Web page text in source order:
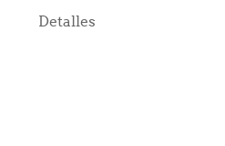
Detalles